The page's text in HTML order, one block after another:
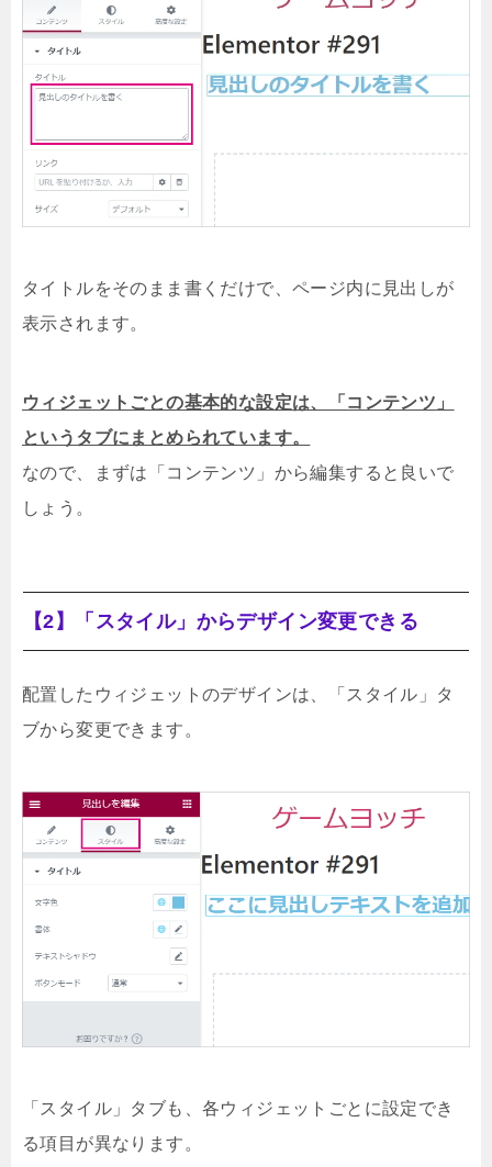
タイトルをそのまま書くだけで、ページ内に見出しが
表示されます。
ウィジェットごとの基本的な設定は、「コンテンツ」
というタブにまとめられています。
なので、まずは「コンテンツ」から編集すると良いで
しょう。
【2】「スタイル」からデザイン変更できる
配置したウィジェットのデザインは、「スタイル」タ
ブから変更できます。
「スタイル」タブも、各ウィジェットごとに設定でき
る項目が異なります。